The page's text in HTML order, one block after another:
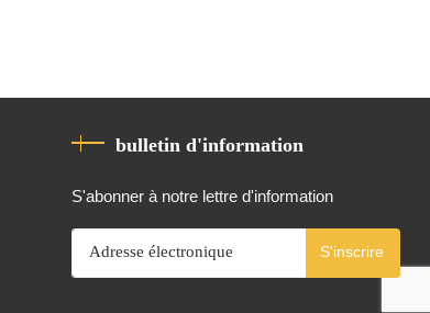
bulletin d'information
S'abonner à notre lettre d'information
S'inscrire